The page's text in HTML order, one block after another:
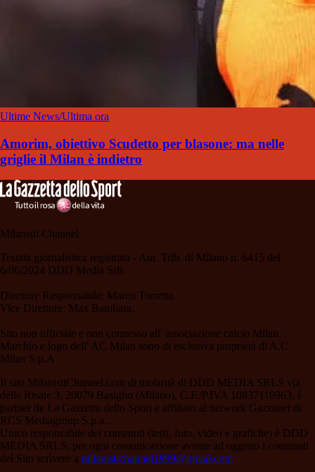
Ultime News/Ultima ora
Amorim, obiettivo Scudetto per blasone: ma nelle
griglie il Milan è indietro
Milanisti Channel
Testata giornalistica registrata - Aut. Trib. di Milano n. 6415 del
6/06/2024 DDD Media Srls
Direttore Responsabile: Marco Torretta
Vice Direttore: Max Bambara.
Sito non ufficiale e non connesso all' associazione calcio Milan.
Marchio e logo dell' AC Milan sono di esclusiva proprietà di A.C.
Milan S.p.A.
Il sito MilanistiChannel.com di titolarità di DDD MEDIA SRLS via
delle Risaie 3, 20079 Basiglio (Milano), C.F./P.IVA 10837110963, è
partner de La Gazzetta dello Sport e affiliato al network Gazzanet di
RCS Mediagroup S.p.a..
Unico responsabile dei contenuti (testi, foto, video e grafiche) è DDD
MEDIA SRLS; per ogni comunicazione avente ad oggetto i contenuti
del Sito scrivere a milanistichannel1899@gmail.com